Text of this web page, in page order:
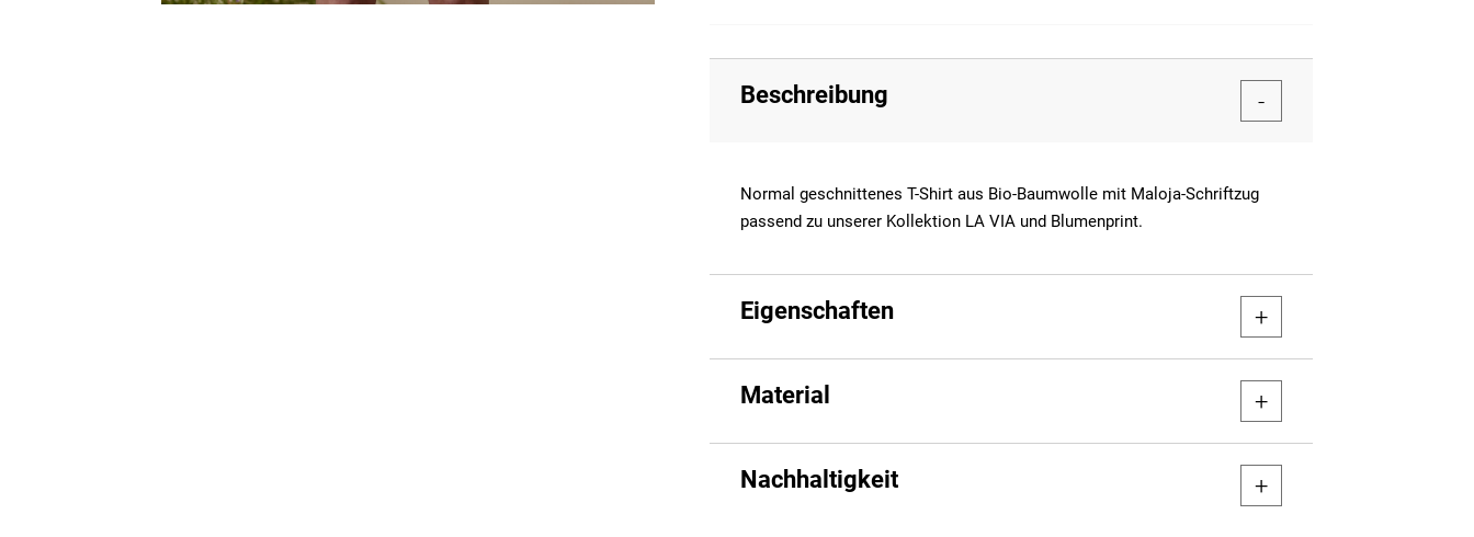
Beschreibung
Normal geschnittenes T-Shirt aus Bio-Baumwolle mit Maloja-Schriftzug
passend zu unserer Kollektion LA VIA und Blumenprint.
Eigenschaften
Material
Nachhaltigkeit